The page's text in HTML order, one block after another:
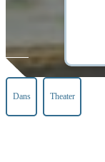
Dans Theater